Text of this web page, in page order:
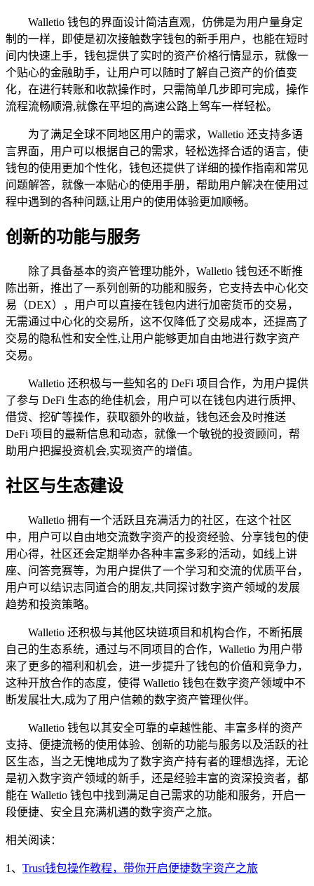
Walletio 钱包的界面设计简洁直观，仿佛是为用户量身定
制的一样，即使是初次接触数字钱包的新手用户，也能在短时
间内快速上手，钱包提供了实时的资产价格行情显示，就像一
个贴心的金融助手，让用户可以随时了解自己资产的价值变
化，在进行转账和收款操作时，只需简单几步即可完成，操作
流程流畅顺滑,就像在平坦的高速公路上驾车一样轻松。
为了满足全球不同地区用户的需求，Walletio 还支持多语
言界面，用户可以根据自己的需求，轻松选择合适的语言，使
钱包的使用更加个性化，钱包还提供了详细的操作指南和常见
问题解答，就像一本贴心的使用手册，帮助用户解决在使用过
程中遇到的各种问题,让用户的使用体验更加顺畅。
创新的功能与服务
除了具备基本的资产管理功能外，Walletio 钱包还不断推
陈出新，推出了一系列创新的功能和服务，它支持去中心化交
易（DEX），用户可以直接在钱包内进行加密货币的交易，
无需通过中心化的交易所，这不仅降低了交易成本，还提高了
交易的隐私性和安全性,让用户能够更加自由地进行数字资产
交易。
Walletio 还积极与一些知名的 DeFi 项目合作，为用户提供
了参与 DeFi 生态的绝佳机会，用户可以在钱包内进行质押、
借贷、挖矿等操作，获取额外的收益，钱包还会及时推送
DeFi 项目的最新信息和动态，就像一个敏锐的投资顾问，帮
助用户把握投资机会,实现资产的增值。
社区与生态建设
Walletio 拥有一个活跃且充满活力的社区，在这个社区
中，用户可以自由地交流数字资产的投资经验、分享钱包的使
用心得，社区还会定期举办各种丰富多彩的活动，如线上讲
座、问答竞赛等，为用户提供了一个学习和交流的优质平台，
用户可以结识志同道合的朋友,共同探讨数字资产领域的发展
趋势和投资策略。
Walletio 还积极与其他区块链项目和机构合作，不断拓展
自己的生态系统，通过与不同项目的合作，Walletio 为用户带
来了更多的福利和机会，进一步提升了钱包的价值和竞争力，
这种开放合作的态度，使得 Walletio 钱包在数字资产领域中不
断发展壮大,成为了用户信赖的数字资产管理伙伴。
Walletio 钱包以其安全可靠的卓越性能、丰富多样的资产
支持、便捷流畅的使用体验、创新的功能与服务以及活跃的社
区生态，当之无愧地成为了数字资产持有者的理想选择，无论
是初入数字资产领域的新手，还是经验丰富的资深投资者，都
能在 Walletio 钱包中找到满足自己需求的功能和服务，开启一
段便捷、安全且充满机遇的数字资产之旅。
相关阅读：
1、 Trust钱包操作教程，带你开启便捷数字资产之旅